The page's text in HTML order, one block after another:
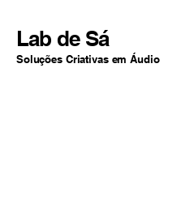
Lab de Sá
Soluções Criativas em Áudio